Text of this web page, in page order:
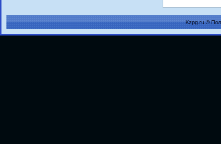
Kzpg.ru ©